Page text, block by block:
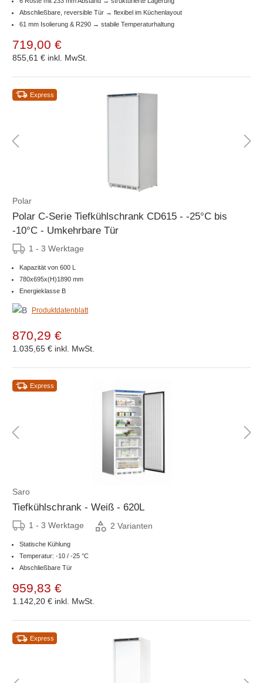
Abschließbare, reversible Tür → flexibel im Küchenlayout
61 mm Isolierung & R290 → stabile Temperaturhaltung
719,00 €
855,61 € inkl. MwSt.
Express
Polar
Polar C-Serie Tiefkühlschrank CD615 - -25°C bis
-10°C - Umkehrbare Tür
1 - 3 Werktage
Kapazität von 600 L
780x695x(H)1890 mm
Energieklasse B
Produktdatenblatt
870,29 €
1.035,65 € inkl. MwSt.
Express
Saro
Tiefkühlschrank - Weiß - 620L
1 - 3 Werktage 2 Varianten
Statische Kühlung
Temperatur: -10 / -25 °C
Abschließbare Tür
959,83 €
1.142,20 € inkl. MwSt.
Express